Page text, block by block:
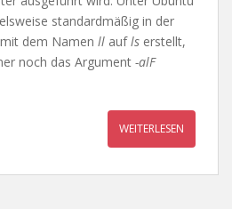
standardmäßig in der
dem Namen ll aufls erstellt,
noch das Argument -alF
WEITERLESEN